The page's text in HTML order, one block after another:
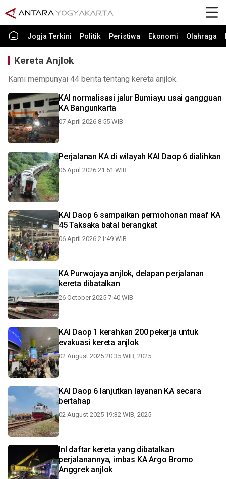
Jogja Terkini Politik Peristiwa Ekonomi Olahraga
Kereta Anjlok
Kami mempunyai 44 berita tentang kereta anjlok.
KAI normalisasi jalur Bumiayu usai gangguan
KA Bangunkarta
07 April 2026 8:55 WIB
Perjalanan KA di wilayah KAI Daop 6 dialihkan
06 April 2026 21:51 WIB
KAI Daop 6 sampaikan permohonan maaf KA
45 Taksaka batal berangkat
06 April 2026 21:49 WIB
KA Purwojaya anjlok, delapan perjalanan
kereta dibatalkan
26 October 2025 7:40 WIB
KAI Daop 1 kerahkan 200 pekerja untuk
evakuasi kereta anjlok
02 August 2025 20:35 WIB, 2025
KAI Daop 6 lanjutkan layanan KA secara
bertahap
02 August 2025 19:32 WIB, 2025
InI daftar kereta yang dibatalkan
perjalanannya, imbas KA Argo Bromo
Anggrek anjlok